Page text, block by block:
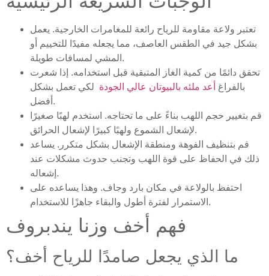
تعتبر ولاعة مقاومة للرياح رائعة للمغامرات الخارجية. يعمل
بشكل جيد في الطقس العاصف، مما يجعله مفيدًا للتخييم أو
المشي لمسافات طويلة.
تحقق دائمًا من كمية الغاز المتبقية قبل استخدامه. إذا شعرت
بالفراغ
أعد ملئه بالبيوتان عالي الجودة لكي تعمل بشكل
أفضل.
قم بتغيير حجم اللهب بناءً على ما تحتاجه. استخدم لهبًا صغيرًا
لإشعال الشموع ولهبًا كبيرًا لإشعال الحرائق.
قم بتنظيف الفوهة ومنطقة الإشعال بشكل متكرر. يساعد
ذلك في الحفاظ على قوة اللهب وتجنب حدوث مشكلات عند
إشعاله.
احتفظ بالولاعة في مكان بارد وجاف. وهذا يساعده على
الاستمرار لفترة أطول والبقاء جاهزًا للاستخدام.
فهم أخف وزنا يندبروف
ما الذي يجعل صامدًا للرياح أخف؟